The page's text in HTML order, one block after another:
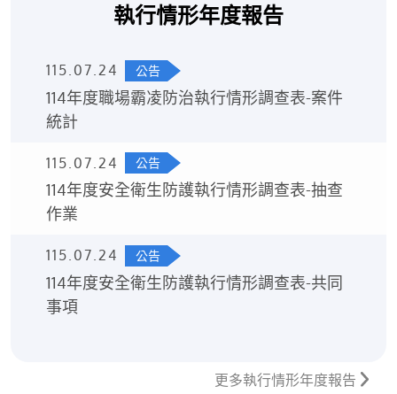
執行情形年度報告
115.07.24 公告
114年度職場霸凌防治執行情形調查表-案件
統計
115.07.24 公告
114年度安全衛生防護執行情形調查表-抽查
作業
115.07.24 公告
114年度安全衛生防護執行情形調查表-共同
事項
更多執行情形年度報告